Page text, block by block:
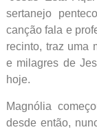
sertanejo
canção fala e
recinto, traz uma
e milagres de
hoje.
Magnólia
desde então,